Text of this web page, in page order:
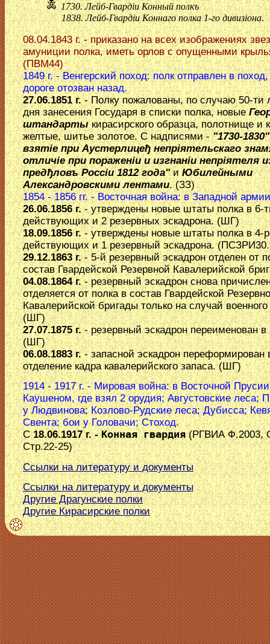
1730. Лейб-Гвардiи Конный полкъ
1838. Лейб-Гвардiи Коннаго полка 1-го дивизiона.
08.04.1843 г. - приказано на всех изображениях
амуниции полка, иметь орлов с опущенными
(ПВМ44)
1849 г. - Венгерский поход: полк отправлен в
дороге отозван назад.
27.06.1851 г.- Полку пожалованы, по случаю 50-ти
дня занесения Государя в списки полка, новые
штандартыкирасирского образца, полотнище и
желтые, шитье золотое. С надписями -"1730-1830"
взятiе при Аустерлицеђ непрiятельскаго
отличiе при пораженiи и изгнанiи непрiятеля
предђловъ Россiи 1812 года"иЮбилейными
Александровскими лентами. (ЗЗ)
1854 - 1856 гг. - Восточная война: в Западной
26.06.1856 г.- утверждены новые штаты полка в 6-
действующих и 2 резервных эскадрона. (ШГ)
18.09.1856 г.- утверждены новые штаты полка в 4-
действующих и 1 резервный эскадрона.
29.12.1863 г.- 5-й резервный эскадрон отделен от
состав Гвардейской Резервной Кавалерийской
04.08.1864 г.- резервный эскадрон снова
отделяется от полка в состав Гвардейской
Кавалерийской бригады только на случай
(ШГ)
27.07.1875 г.- резервный эскадрон переименован в
(ШГ)
06.08.1883 г.- запасной эскадрон переформирован
отделение кадра кавалерийского запаса. (ШГ)
1914 - 1917 г. - Мировая война: в Восточной
Каушеном, где взял 2 орудия; Августовские леса;
у Людвинова; Козлово-Рудские леса; Дубисса;
Свента; бои у Головачи; Стоход.
С18.06.1917 г. -Конная гвардия(РГВИА Ф.2003,
Стр.22-25)
Ссылки на литературу и документы
Ссылки на литературу и документы
Другие Драгунские полки
Другие Кирасирские полки